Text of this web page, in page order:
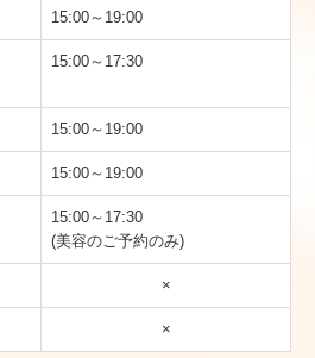
15:00～19:00
15:00～17:30
15:00～19:00
15:00～19:00
15:00～17:30
(美容のご予約のみ)
×
×